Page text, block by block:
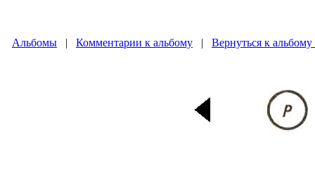
Альбомы | Комментарии к альбому | Вернуться к